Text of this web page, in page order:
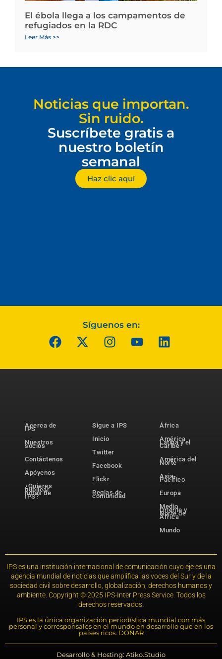
El ébola llega a los campamentos de
refugiados en la RDC
Leer Más >>
Noticias que importan.
Sin ruido.
Suscríbete gratis a
nuestro boletín
semanal
Haz clic aquí
Síguenos en:
Acerca de
IPS
Nuestros
socios
Contáctenos
Apóyenos
¿Quieres
publicar
notas de
IPS?
Sigue a IPS
Inicio
Twitter
Facebook
Flickr
Reglas de
comunidad
África
América
Latina y el
Caribe
América del
Norte
Asia-
Pacífico
Europa
Medio
Oriente y
Norte de
África
Mundo
IPS es una institución internacional de comunicación cuyo eje es una
agencia mundial de noticias que amplifica las voces del Sur y de la
sociedad civil sobre desarrollo, globalización, derechos humanos y
ambiente. Copyright © 2025 IPS-Inter Press Service. Todos los
derechos reservados.
IPS es la única organización periodística mundial con más
personal y corresponsales en el mundo en desarrollo que en los
países ricos. DONAR
Desarrollo & Hosting: Atiko.Studio